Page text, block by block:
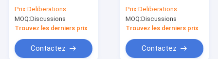
Idler Hub HT250
QT450 de remorque
de PCD
Prix:Deliberations
MOQ:Discussions
Trouvez les derniers prix
Contactez
de PCD Assemblée
de moyeu de roue de
5 crochets
Prix:Deliberations
MOQ:Discussions
Trouvez les derniers prix
Contactez